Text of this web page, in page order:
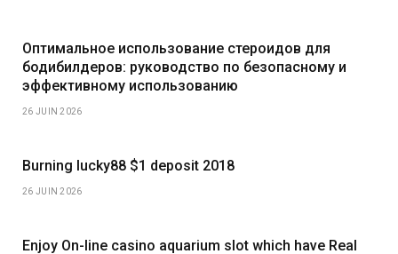
Оптимальное использование стероидов для
бодибилдеров: руководство по безопасному и
эффективному использованию
26 JUIN 2026
Burning lucky88 $1 deposit 2018
26 JUIN 2026
Enjoy On-line casino aquarium slot which have Real